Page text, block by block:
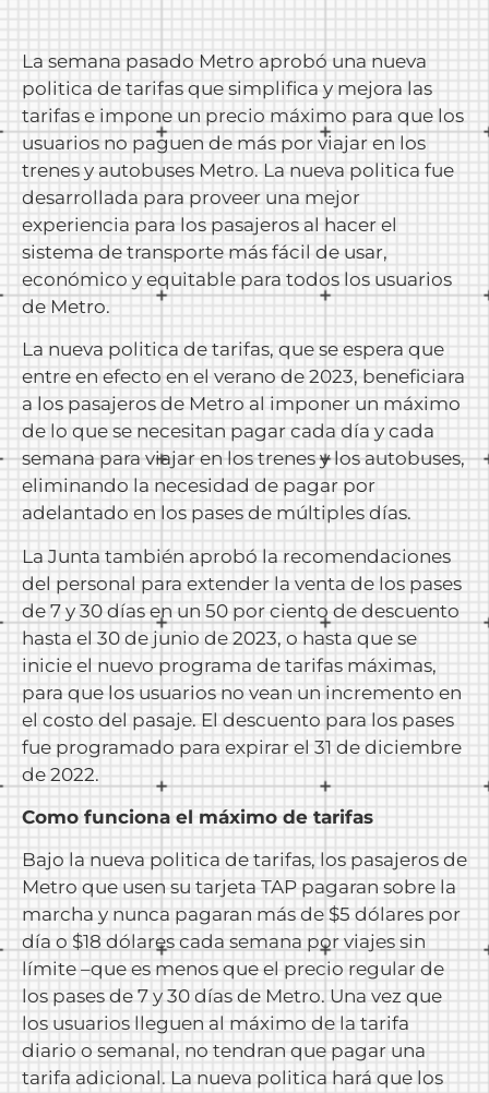
La semana pasado Metro aprobó una nueva
politica de tarifas que simplifica y mejora las
tarifas e impone un precio máximo para que los
usuarios no paguen de más por viajar en los
trenes y autobuses Metro. La nueva politica fue
desarrollada para proveer una mejor
experiencia para los pasajeros al hacer el
sistema de transporte más fácil de usar,
económico y equitable para todos los usuarios
de Metro.
La nueva politica de tarifas, que se espera que
entre en efecto en el verano de 2023, beneficiara
a los pasajeros de Metro al imponer un máximo
de lo que se necesitan pagar cada día y cada
semana para viajar en los trenes y los autobuses,
eliminando la necesidad de pagar por
adelantado en los pases de múltiples días.
La Junta también aprobó la recomendaciones
del personal para extender la venta de los pases
de 7 y 30 días en un 50 por ciento de descuento
hasta el 30 de junio de 2023, o hasta que se
inicie el nuevo programa de tarifas máximas,
para que los usuarios no vean un incremento en
el costo del pasaje. El descuento para los pases
fue programado para expirar el 31 de diciembre
de 2022.
Como funciona el máximo de tarifas
Bajo la nueva politica de tarifas, los pasajeros de
Metro que usen su tarjeta TAP pagaran sobre la
marcha y nunca pagaran más de $5 dólares por
día o $18 dólares cada semana por viajes sin
límite –que es menos que el precio regular de
los pases de 7 y 30 días de Metro. Una vez que
los usuarios lleguen al máximo de la tarifa
diario o semanal, no tendran que pagar una
tarifa adicional. La nueva politica hará que los